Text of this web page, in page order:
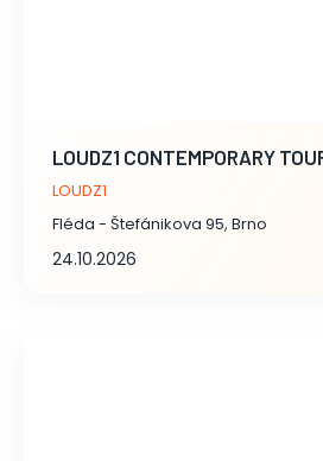
LOUDZ1 CONTEMPORARY
LOUDZ1
Fléda - Štefánikova 95, Brno
24.10.2026